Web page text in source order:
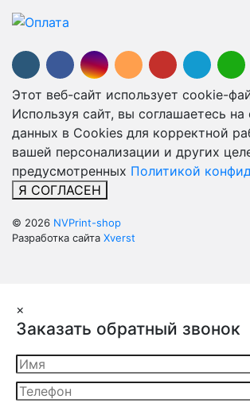
Этот веб-сайт использует cookie-
Используя сайт, вы соглашаетесь на
данных в Cookies для корректной
вашей персонализации и других
предусмотренных Политикой
Я СОГЛАСЕН
© 2026 NVPrint-shop
Разработка сайта Xverst
×
Заказать обратный звонок